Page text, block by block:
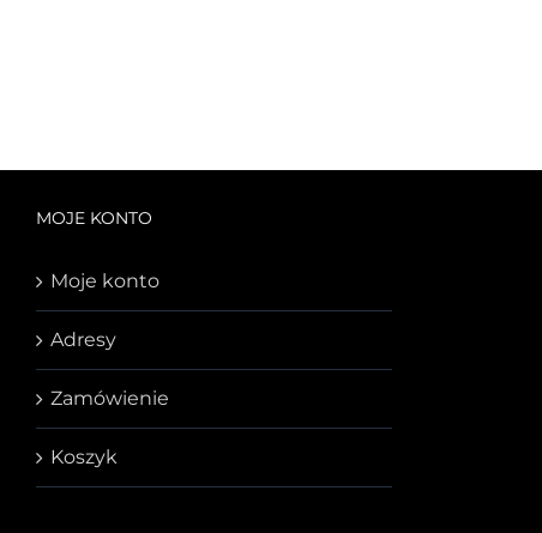
MOJE KONTO
Moje konto
Adresy
Zamówienie
Koszyk